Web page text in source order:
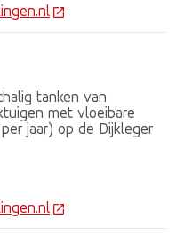
tanken van
met vloeibare
jaar) op de Dijkleger